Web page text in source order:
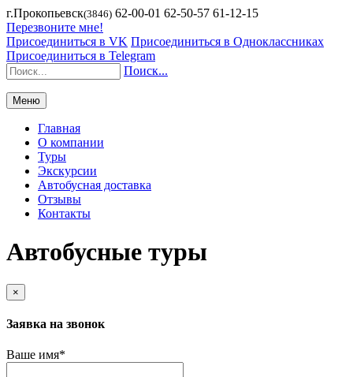
г.Прокопьевск(3846) 62-00-01 62-50-57 61-12-15
Перезвоните мне!
Присоединиться в VK Присоединиться в Одноклассниках
Присоединиться в Telegram
Поиск...
Меню
Главная
О компании
Туры
Экскурсии
Автобусная доставка
Отзывы
Контакты
Автобусные туры
×
Заявка на звонок
Ваше имя*